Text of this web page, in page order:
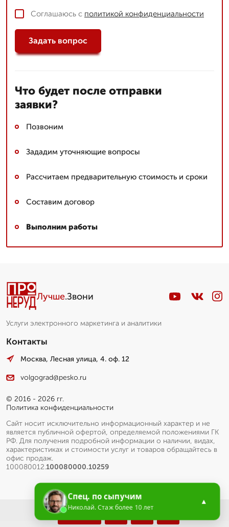
Соглашаюсь с политикой конфиденциальности
Задать вопрос
Что будет после отправки
заявки?
Позвоним
Зададим уточняющие вопросы
Рассчитаем предварительную стоимость и сроки
Составим договор
Выполним работы
Лучше.Звони
Услуги электронного маркетинга и аналитики
Контакты
Москва, Лесная улица, 4. оф. 12
volgograd@pesko.ru
© 2016 - 2026 гг.
Политика конфиденциальности
Сайт носит исключительно информационный характер и не
является публичной офертой, определяемой положениями ГК
РФ. Для получения подробной информации о наличии, видах,
характеристиках и стоимости услуг и товаров обращайтесь в
офис продаж.
100080012.100080000.10259
Спец. по сыпучим
Николай. Стаж более 10 лет
▲